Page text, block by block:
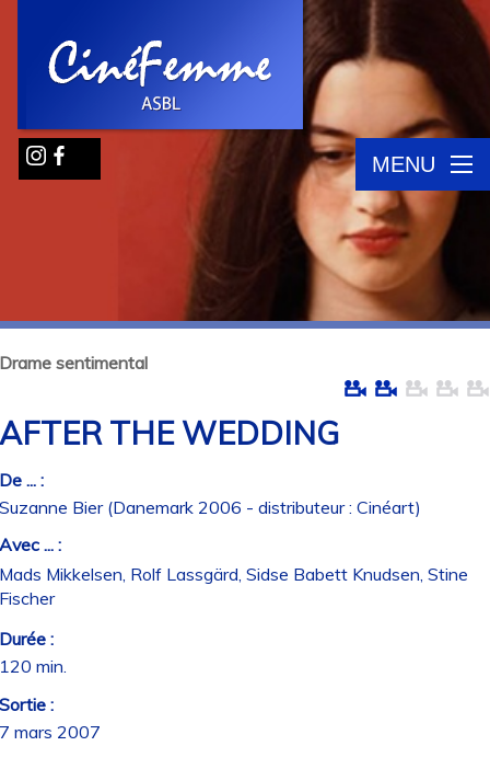
MENU
sentimental
THE WEDDING
... :
Bier (Danemark 2006 - distributeur : Cinéart)
... :
Mikkelsen, Rolf Lassgärd, Sidse Babett Knudsen, Stine
:
min.
:
mars 2007